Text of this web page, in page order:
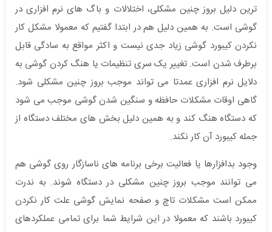
ترین دلیل بروز چنین مشکلی، اختلالات و باگ های نرم افزاری در
گوشی است. به همین دلیل هم در ابتدا گفتیم که معمولا مشکل کار
نکردن کیبورد گوشی زیاد جدی نیست و اکثر مواقع به سادگی قابل
برطرف شدن است. تغییر یک سری تنظیمات یا هنگ کردن گوشی به
دلایل نرم افزاری عمدتا می تواند موجب بروز چنین مشکلی شود.
گاهی اوقات مشکلات حافظه و سنگین شدن گوشی موجب می شود
که دستگاه هنگ کند و به همین دلیل بخش های مختلف دستگاه از
جمله کیبورد آن کار نکند.
وجود بدافزارها یا فعالیت برخی برنامه های ناسازگار روی گوشی هم
می توانند موجب بروز چنین مشکلی در دستگاه شوند. به ندرت
ممکن است مشکلات تاچ و صفحه نمایش گوشی علت کار نکردن
کیبورد باشند که معمولا در این شرایط شما برای تمامی عملکردهای